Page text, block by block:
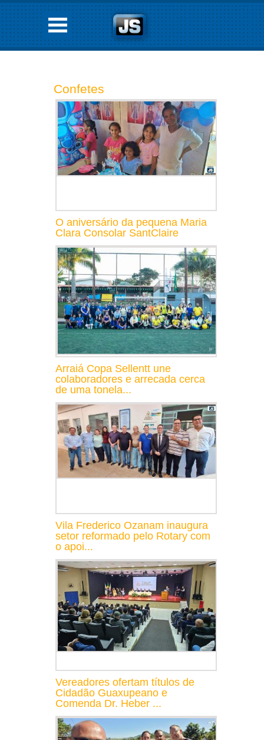
Confetes
O aniversário da pequena Maria
Clara Consolar SantClaire
Arraiá Copa Sellentt une
colaboradores e arrecada cerca
de uma tonela...
Vila Frederico Ozanam inaugura
setor reformado pelo Rotary com
o apoi...
Vereadores ofertam títulos de
Cidadão Guaxupeano e
Comenda Dr. Heber ...